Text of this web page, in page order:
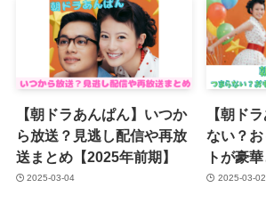
【朝ドラあんぱん】いつか
ら放送？見逃し配信や再放
送まとめ【2025年前期】
2025-03-04
【朝ド
ない？
トが豪
2025-03-02